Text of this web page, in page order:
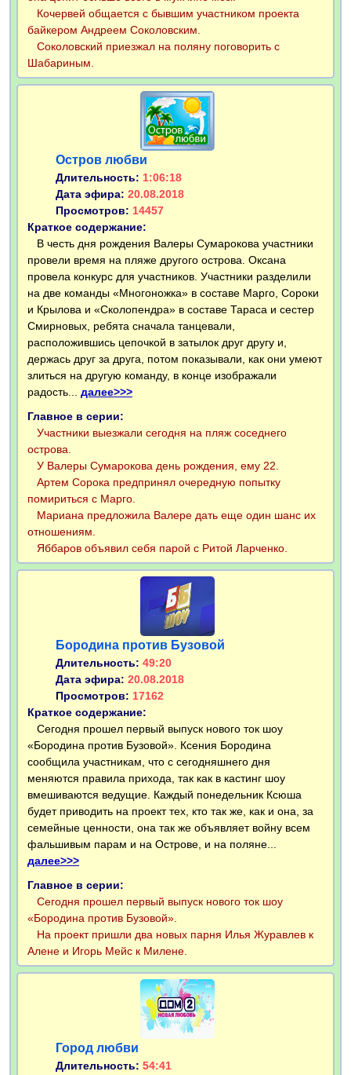
Кочервей общается с бывшим участником проекта
байкером Андреем Соколовским.
Соколовский приезжал на поляну поговорить с
Шабариным.
Остров любви
Длительность: 1:06:18
Дата эфира: 20.08.2018
Просмотров: 14457
Краткое содержание:
В честь дня рождения Валеры Сумарокова участники
провели время на пляже другого острова. Оксана
провела конкурс для участников. Участники разделили
на две команды «Многоножка» в составе Марго, Сороки
и Крылова и «Сколопендра» в составе Тараса и сестер
Смирновых, ребята сначала танцевали,
расположившись цепочкой в затылок друг другу и,
держась друг за друга, потом показывали, как они умеют
злиться на другую команду, в конце изображали
радость... далее>>>
Главное в серии:
Участники выезжали сегодня на пляж соседнего
острова.
У Валеры Сумарокова день рождения, ему 22.
Артем Сорока предпринял очередную попытку
помириться с Марго.
Мариана предложила Валере дать еще один шанс их
отношениям.
Яббаров объявил себя парой с Ритой Ларченко.
Бородина против Бузовой
Длительность: 49:20
Дата эфира: 20.08.2018
Просмотров: 17162
Краткое содержание:
Сегодня прошел первый выпуск нового ток шоу
«Бородина против Бузовой». Ксения Бородина
сообщила участникам, что с сегодняшнего дня
меняются правила прихода, так как в кастинг шоу
вмешиваются ведущие. Каждый понедельник Ксюша
будет приводить на проект тех, кто так же, как и она, за
семейные ценности, она так же объявляет войну всем
фальшивым парам и на Острове, и на поляне...
далее>>>
Главное в серии:
Сегодня прошел первый выпуск нового ток шоу
«Бородина против Бузовой».
На проект пришли два новых парня Илья Журавлев к
Алене и Игорь Мейс к Милене.
Город любви
Длительность: 54:41